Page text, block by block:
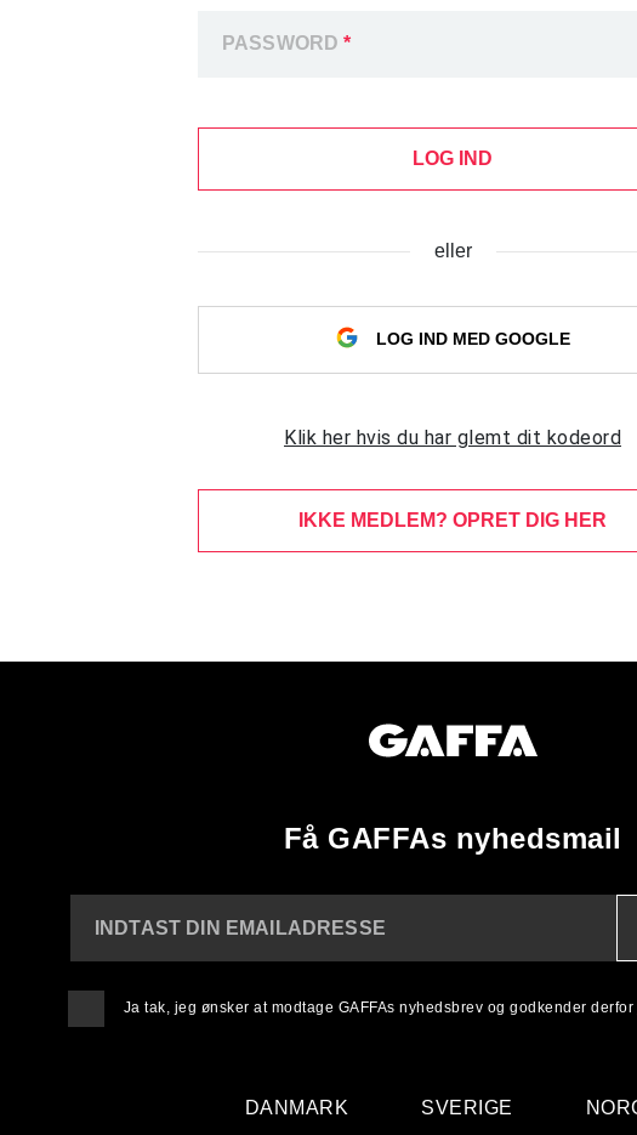
PASSWORD*
LOG IND
eller
LOG IND MED GOOGLE
Klik her hvis du har glemt dit kodeord
IKKE MEDLEM? OPRET DIG HER
Få GAFFAs nyhedsmail
INDTAST DIN EMAILADRESSE
Ja tak, jeg ønsker at modtage GAFFAs nyhedsbrev og godkender derfor
DANMARK SVERIGE